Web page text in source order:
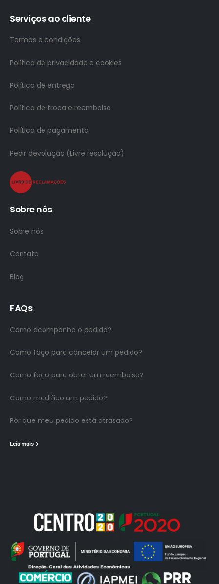
Serviços ao cliente
Termos e condições
Política de privacidade e cookies
Política de entrega
Política de troca e reembolso
Política de pagamento
Pedir devolução (Livre resolução)
Sobre nós
Sobre nós
Contato
Blog
FAQs
Como acompanho o pedido?
Como faço para cancelar um pedido?
Como faço para obter um reembolso?
Como modifico um pedido?
Por que meu pedido está atrasado?
Leia mais